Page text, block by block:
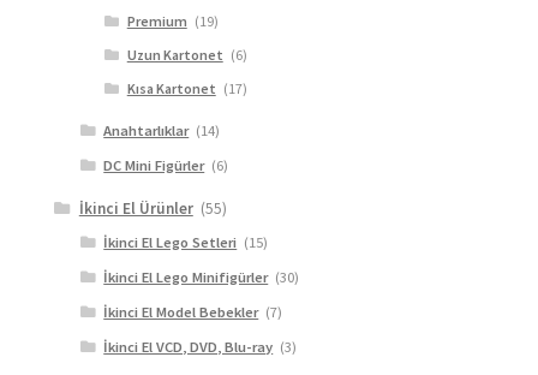
Premium (19)
Uzun Kartonet (6)
Kısa Kartonet (17)
Anahtarlıklar (14)
DC Mini Figürler (6)
İkinci El Ürünler (55)
İkinci El Lego Setleri (15)
İkinci El Lego Minifigürler (30)
İkinci El Model Bebekler (7)
İkinci El VCD, DVD, Blu-ray (3)